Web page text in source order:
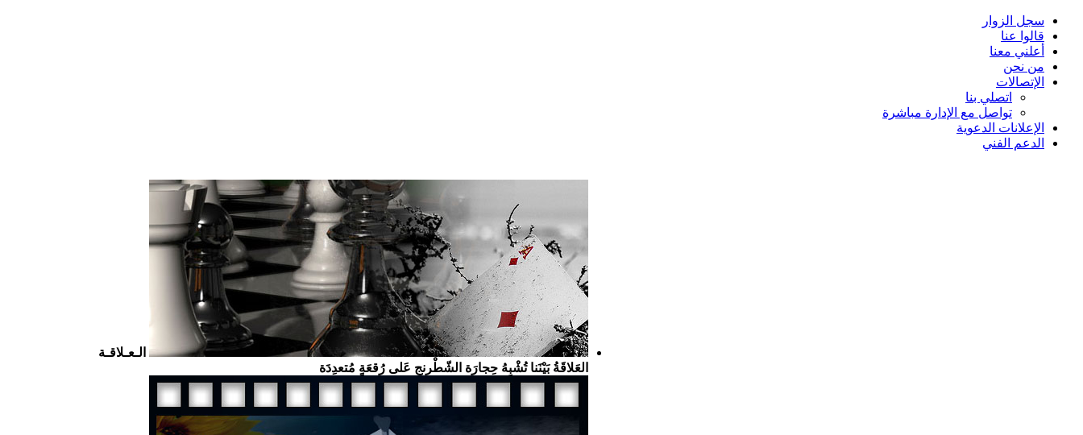
سجل الزوار
قالوا عنا
أعلني معنا
من نحن
الإتصالات
اتصلي بنا
تواصل مع الإدارة مباشرة
الإعلانات الدعوية
الدعم الفني
الـعـلاقـة
العَلاقَةُ بَيْنَنا تُشْبِهُ حِجارَة الشّطْرنج عَلى رُقعَةٍ مُتعدِدَة